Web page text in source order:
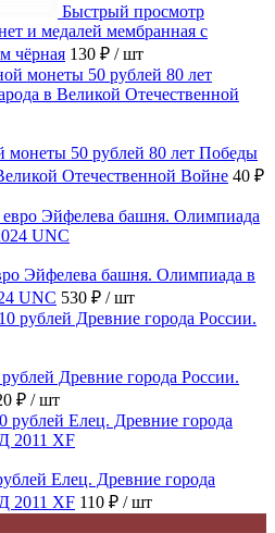
Быстрый просмотр
и медалей мембранная с
чёрная 130 ₽ / шт
монеты 50 рублей 80 лет Победы
Отечественной Войне 40 ₽
Эйфелева башня. Олимпиада в
UNC 530 ₽ / шт
Древние города России.
₽ / шт
Елец. Древние города
2011 XF 110 ₽ / шт